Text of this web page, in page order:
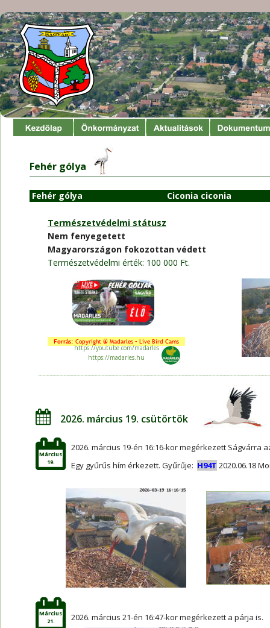
Fehér gólya
Fehér gólya Ciconia ciconia
Forrás: Copyright @ Madarles – Live Bird Cams
https://youtube.com/madarles
https://madarles.hu
Természetvédelmi státusz
Nem fenyegetett
Magyarországon fokozottan védett
Természetvédelmi érték: 100 000 Ft.
2026. március 19. csütörtök
2026. március 19-én 16:16-kor megérkezett Ságvárra
Egy gyűrűs hím érkezett. Gyűrűje: H94T 2020.06.18
2026. március 21-én 16:47-kor megérkezett a párja is.
Március
21.
Március
19.